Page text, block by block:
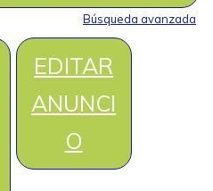
Búsqueda avanzada
EDITAR
ANUNCI
O